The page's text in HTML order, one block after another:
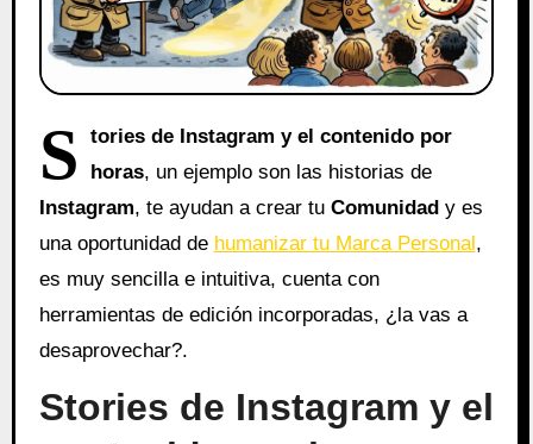
S
tories de Instagram y el contenido por
horas, un ejemplo son las historias de
Instagram, te ayudan a crear tu Comunidad y es
una oportunidad de humanizar tu Marca Personal,
es muy sencilla e intuitiva, cuenta con
herramientas de edición incorporadas, ¿la vas a
desaprovechar?.
Stories de Instagram y el